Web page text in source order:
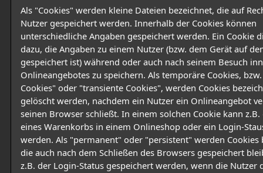
Als "Cookies" werden kleine Dateien bezeichnet, die auf
Nutzer gespeichert werden. Innerhalb der Cookies können
unterschiedliche Angaben gespeichert werden. Ein Cookie
dazu, die Angaben zu einem Nutzer (bzw. dem Gerät auf
gespeichert ist) während oder auch nach seinem Besuch
Onlineangebotes zu speichern. Als temporäre Cookies,
Cookies" oder "transiente Cookies", werden Cookies
gelöscht werden, nachdem ein Nutzer ein Onlineangebot
seinen Browser schließt. In einem solchen Cookie kann
eines Warenkorbs in einem Onlineshop oder ein Login-
werden. Als "permanent" oder "persistent" werden Cookies
die auch nach dem Schließen des Browsers gespeichert
z.B. der Login-Status gespeichert werden, wenn die Nutzer